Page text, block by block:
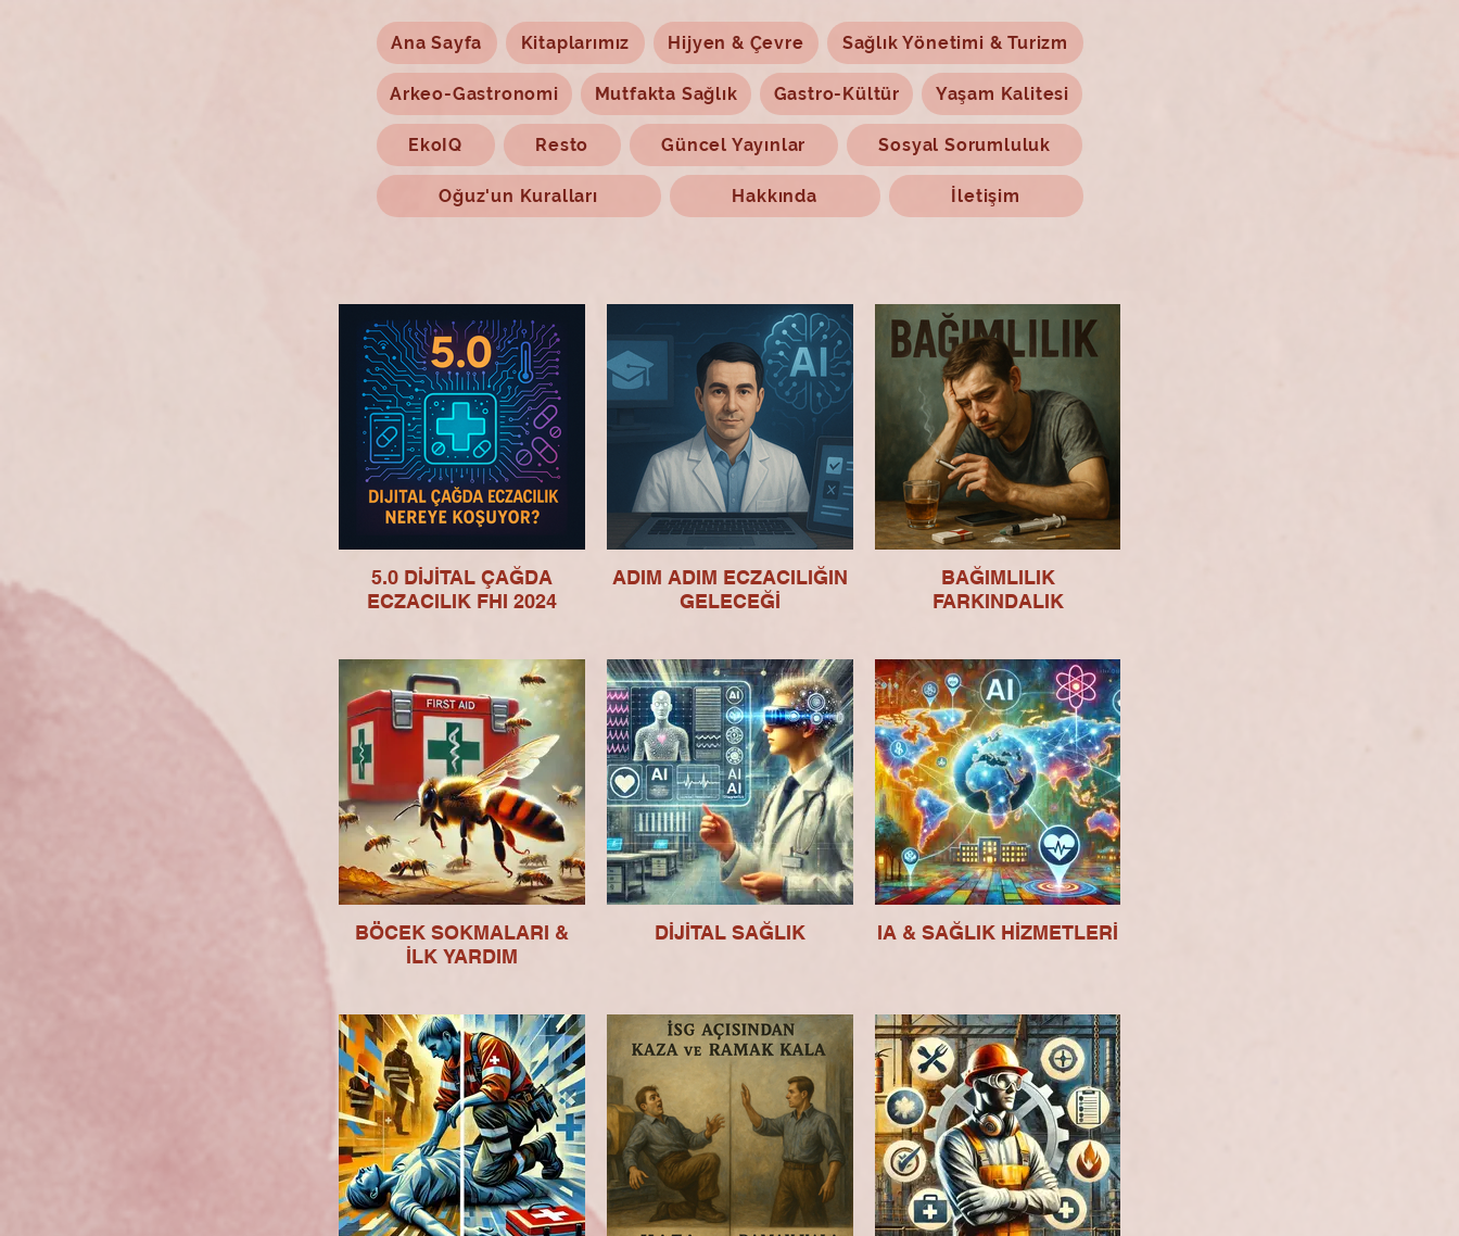
Ana Sayfa Kitaplarımız Hijyen & Çevre Sağlık Yönetimi & Turizm
Arkeo-Gastronomi Mutfakta Sağlık Gastro-Kültür Yaşam Kalitesi
EkoIQ Resto Güncel Yayınlar Sosyal Sorumluluk
Oğuz'un Kuralları Hakkında İletişim
5.0 DİJİTAL ÇAĞDA
ECZACILIK FHI 2024
ADIM ADIM ECZACILIĞIN
GELECEĞİ
BAĞIMLILIK
FARKINDALIK
BÖCEK SOKMALARI &
İLK YARDIM
DİJİTAL SAĞLIK IA & SAĞLIK HİZMETLERİ